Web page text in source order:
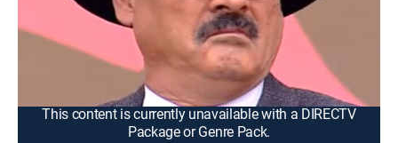
Una familia rica y una familia humilde vuelven a
encontrarse cinco años después, ahora viviendo en la
misma zona exclusiva. Aunque son opuestos, sus
vidas vuelven a entrelazarse, dando inicio a una nueva
etapa llena de humor y conflicto.
This content is currently unavailable with a DIRECTV
Package or Genre Pack.